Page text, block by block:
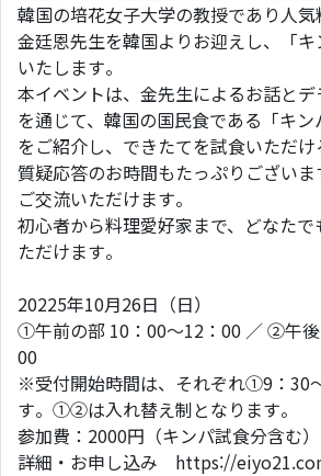
韓国の培花女子大学の教授であり人
金廷恩先生を韓国よりお迎えし、「
いたします。
本イベントは、金先生によるお話と
を通じて、韓国の国民食である「キ
をご紹介し、できたてを試食いただけ
質疑応答のお時間もたっぷりござい
ご交流いただけます。
初心者から料理愛好家まで、どなた
ただけます。
20225年10月26日（日）
①午前の部 10：00～12：00 ／ ②午後
00
※受付開始時間は、それぞれ①9：30
す。①②は入れ替え制となります。
参加費：2000円（キンパ試食分含む
詳細・お申し込み https://